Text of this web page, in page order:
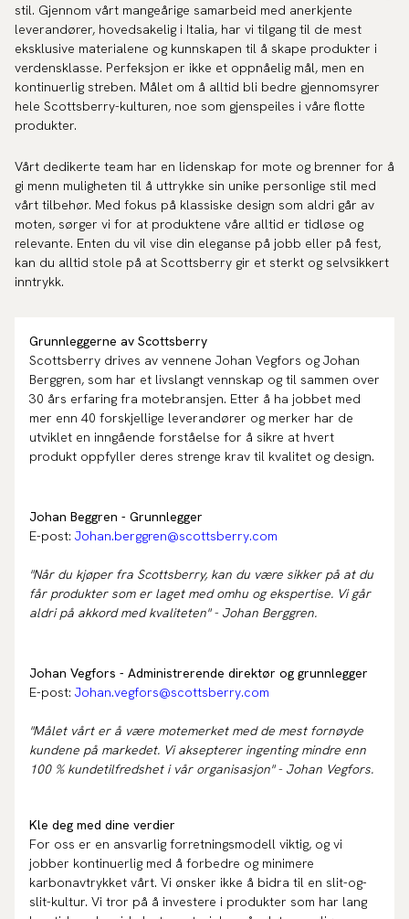
stil. Gjennom vårt mangeårige samarbeid med anerkjente
leverandører, hovedsakelig i Italia, har vi tilgang til de mest
eksklusive materialene og kunnskapen til å skape produkter i
verdensklasse. Perfeksjon er ikke et oppnåelig mål, men en
kontinuerlig streben. Målet om å alltid bli bedre gjennomsyrer
hele Scottsberry-kulturen, noe som gjenspeiles i våre flotte
produkter.
Vårt dedikerte team har en lidenskap for mote og brenner for å
gi menn muligheten til å uttrykke sin unike personlige stil med
vårt tilbehør. Med fokus på klassiske design som aldri går av
moten, sørger vi for at produktene våre alltid er tidløse og
relevante. Enten du vil vise din eleganse på jobb eller på fest,
kan du alltid stole på at Scottsberry gir et sterkt og selvsikkert
inntrykk.
Grunnleggerne av Scottsberry
Scottsberry drives av vennene Johan Vegfors og Johan
Berggren, som har et livslangt vennskap og til sammen over
30 års erfaring fra motebransjen. Etter å ha jobbet med
mer enn 40 forskjellige leverandører og merker har de
utviklet en inngående forståelse for å sikre at hvert
produkt oppfyller deres strenge krav til kvalitet og design.
Johan Beggren - Grunnlegger
E-post: Johan.berggren@scottsberry.com
"Når du kjøper fra Scottsberry, kan du være sikker på at du
får produkter som er laget med omhu og ekspertise. Vi går
aldri på akkord med kvaliteten" - Johan Berggren.
Johan Vegfors - Administrerende direktør og grunnlegger
E-post: Johan.vegfors@scottsberry.com
"Målet vårt er å være motemerket med de mest fornøyde
kundene på markedet. Vi aksepterer ingenting mindre enn
100 % kundetilfredshet i vår organisasjon" - Johan Vegfors.
Kle deg med dine verdier
For oss er en ansvarlig forretningsmodell viktig, og vi
jobber kontinuerlig med å forbedre og minimere
karbonavtrykket vårt. Vi ønsker ikke å bidra til en slit-og-
slit-kultur. Vi tror på å investere i produkter som har lang